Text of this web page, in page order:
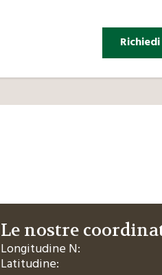
Richiedi
Le nostre
Longitudine N:
Latitudine: